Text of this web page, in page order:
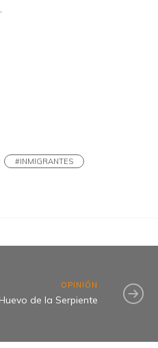
#INMIGRANTES
OPINIÓN
de la Serpiente